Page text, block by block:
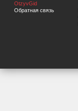
OtzyvGid
Обратная связь